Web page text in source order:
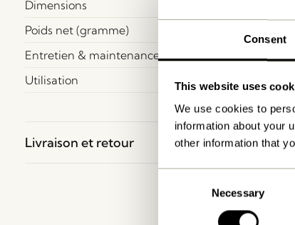
Consent
This website uses
We use cookies to
information about your
other information that
Necessary
Dimensions
Poids net (gramme)
Entretien & maintenance
Utilisation
Livraison et retour